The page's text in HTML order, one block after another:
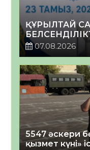
ҚҰРЫЛТАЙ
07.08.2026
5547 әскери
қызмет күні»